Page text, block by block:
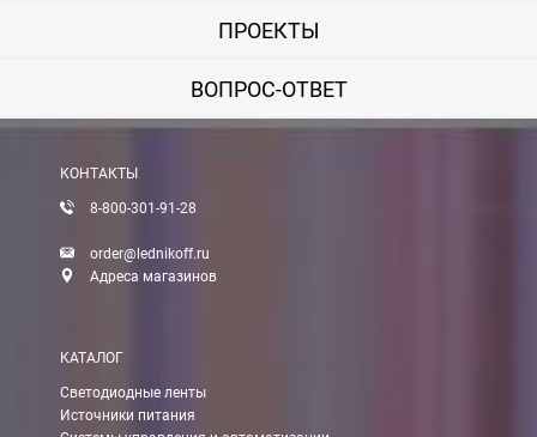
ПРОЕКТЫ
ВОПРОС-ОТВЕТ
КОНТАКТЫ
8-800-301-91-28
order@lednikoff.ru
Адреса магазинов
КАТАЛОГ
Светодиодные ленты
Источники питания